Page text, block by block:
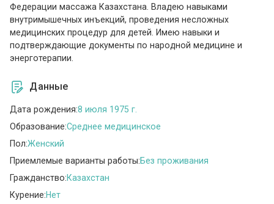
Федерации массажа Казахстана. Владею навыками
внутримышечных инъекций, проведения несложных
медицинских процедур для детей. Имею навыки и
подтверждающие документы по народной медицине и
энерготерапии.
Данные
Дата рождения:8 июля 1975 г.
Образование:Среднее медицинское
Пол:Женский
Приемлемые варианты работы:Без проживания
Гражданство:Казахстан
Курение:Нет